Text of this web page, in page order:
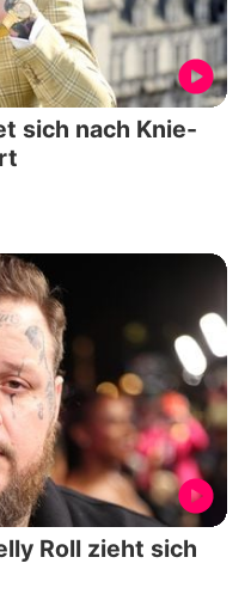
sich nach Knie-
Roll zieht sich